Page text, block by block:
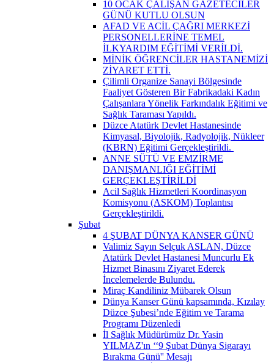
10 OCAK ÇALIŞAN GAZETECİLER
GÜNÜ KUTLU OLSUN
AFAD VE ACİL ÇAĞRI MERKEZİ
PERSONELLERİNE TEMEL
İLKYARDIM EĞİTİMİ VERİLDİ.
MİNİK ÖĞRENCİLER HASTANEMİZİ
ZİYARET ETTİ.
Çilimli Organize Sanayi Bölgesinde
Faaliyet Gösteren Bir Fabrikadaki Kadın
Çalışanlara Yönelik Farkındalık Eğitimi ve
Sağlık Taraması Yapıldı.
Düzce Atatürk Devlet Hastanesinde
Kimyasal, Biyolojik, Radyolojik, Nükleer
(KBRN) Eğitimi Gerçekleştirildi. ​
ANNE SÜTÜ VE EMZİRME
DANIŞMANLIĞI EĞİTİMİ
GERÇEKLEŞTİRİLDİ
Acil Sağlık Hizmetleri Koordinasyon
Komisyonu (ASKOM) Toplantısı
Gerçekleştirildi.
Şubat
4 ŞUBAT DÜNYA KANSER GÜNÜ
Valimiz Sayın Selçuk ASLAN, Düzce
Atatürk Devlet Hastanesi Muncurlu Ek
Hizmet Binasını Ziyaret Ederek
İncelemelerde Bulundu.
Miraç Kandiliniz Mübarek Olsun
Dünya Kanser Günü kapsamında, Kızılay
Düzce Şubesi’nde Eğitim ve Tarama
Programı Düzenledi
İl Sağlık Müdürümüz Dr. Yasin
YILMAZ'ın ‘‘9 Şubat Dünya Sigarayı
Bırakma Günü'' Mesajı